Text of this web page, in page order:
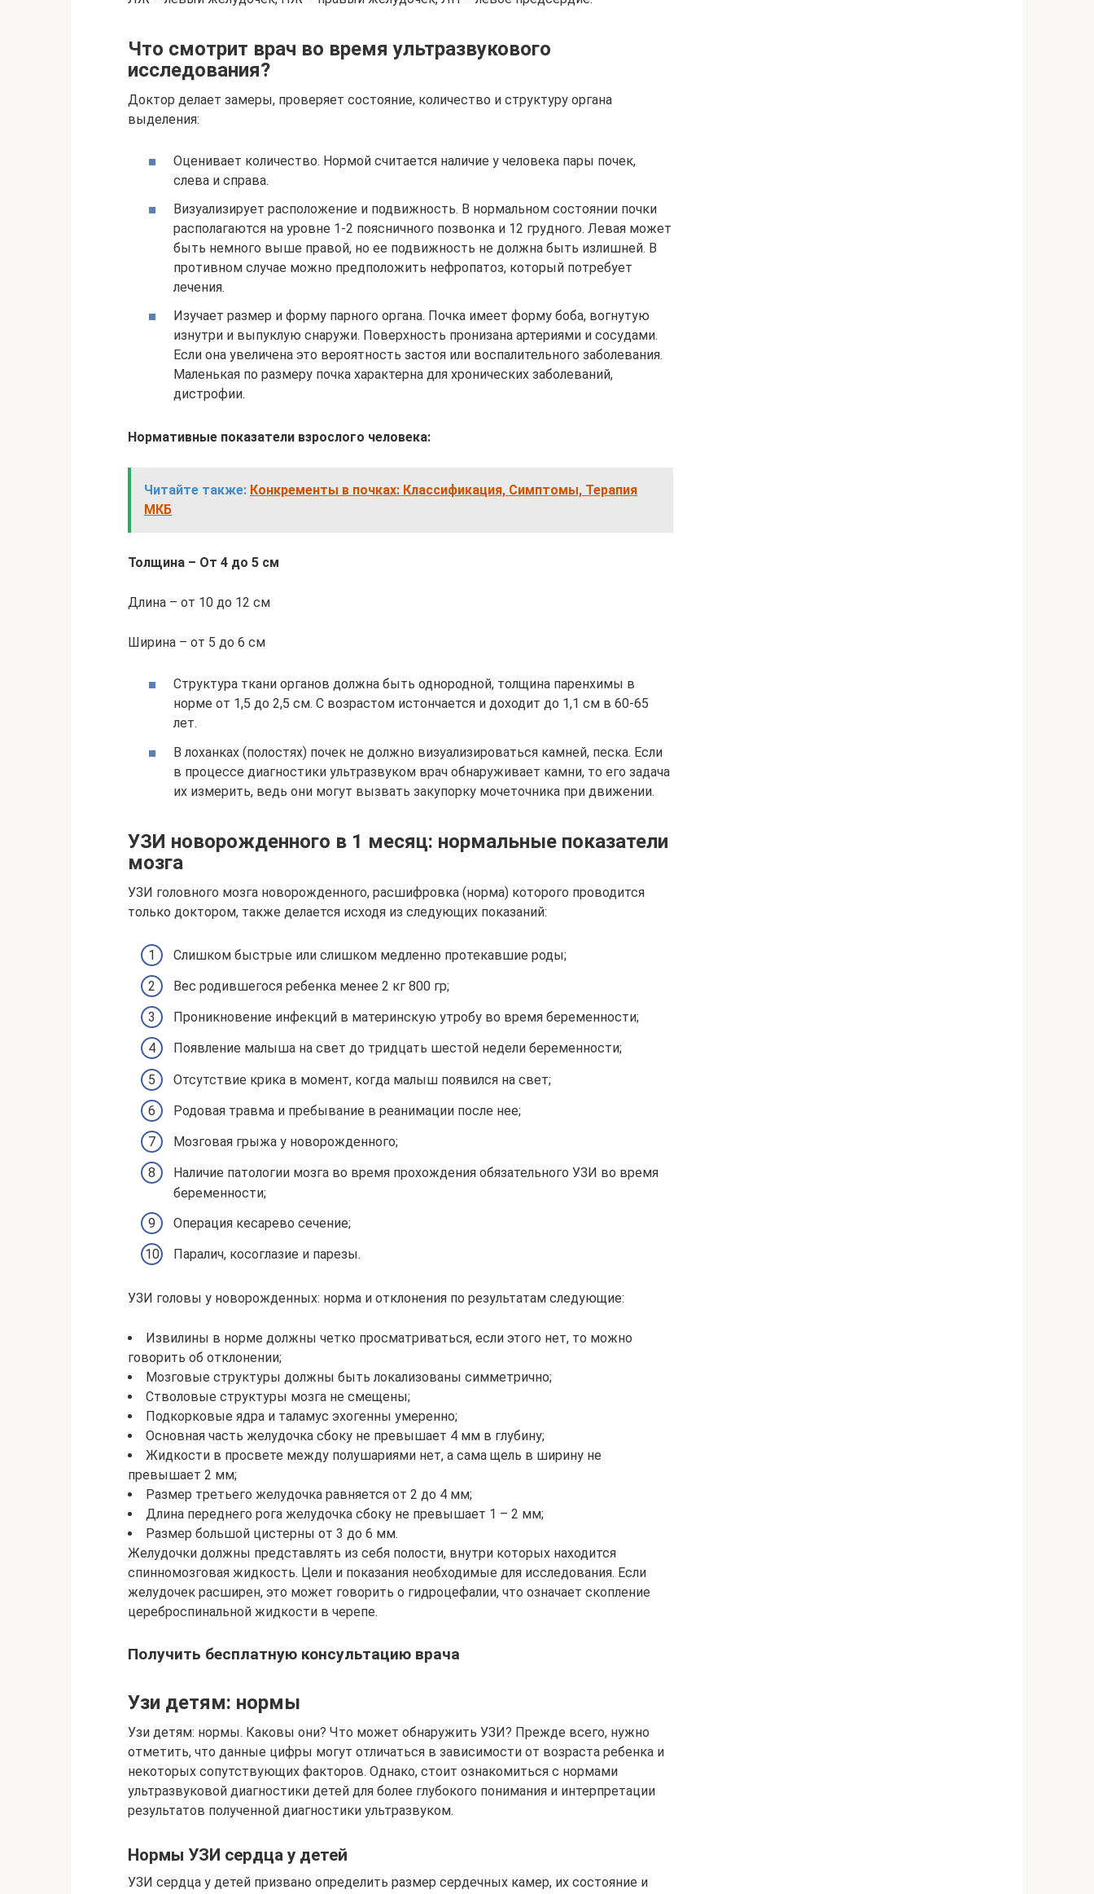
Что смотрит врач во время ультразвукового
исследования?
Доктор делает замеры, проверяет состояние, количество и структуру органа
выделения:
Оценивает количество. Нормой считается наличие у человека пары почек,
слева и справа.
Визуализирует расположение и подвижность. В нормальном состоянии почки
располагаются на уровне 1-2 поясничного позвонка и 12 грудного. Левая может
быть немного выше правой, но ее подвижность не должна быть излишней. В
противном случае можно предположить нефропатоз, который потребует
лечения.
Изучает размер и форму парного органа. Почка имеет форму боба, вогнутую
изнутри и выпуклую снаружи. Поверхность пронизана артериями и сосудами.
Если она увеличена это вероятность застоя или воспалительного заболевания.
Маленькая по размеру почка характерна для хронических заболеваний,
дистрофии.
Нормативные показатели взрослого человека:
Читайте также: Конкременты в почках: Классификация, Симптомы, Терапия
МКБ
Толщина – От 4 до 5 см
Длина – от 10 до 12 см
Ширина – от 5 до 6 см
Структура ткани органов должна быть однородной, толщина паренхимы в
норме от 1,5 до 2,5 см. С возрастом истончается и доходит до 1,1 см в 60-65
лет.
В лоханках (полостях) почек не должно визуализироваться камней, песка. Если
в процессе диагностики ультразвуком врач обнаруживает камни, то его задача
их измерить, ведь они могут вызвать закупорку мочеточника при движении.
УЗИ новорожденного в 1 месяц: нормальные показатели
мозга
УЗИ головного мозга новорожденного, расшифровка (норма) которого проводится
только доктором, также делается исходя из следующих показаний:
Слишком быстрые или слишком медленно протекавшие роды;
Вес родившегося ребенка менее 2 кг 800 гр;
Проникновение инфекций в материнскую утробу во время беременности;
Появление малыша на свет до тридцать шестой недели беременности;
Отсутствие крика в момент, когда малыш появился на свет;
Родовая травма и пребывание в реанимации после нее;
Мозговая грыжа у новорожденного;
Наличие патологии мозга во время прохождения обязательного УЗИ во время
беременности;
Операция кесарево сечение;
Паралич, косоглазие и парезы.
УЗИ головы у новорожденных: норма и отклонения по результатам следующие:
Извилины в норме должны четко просматриваться, если этого нет, то можно
говорить об отклонении;
Мозговые структуры должны быть локализованы симметрично;
Стволовые структуры мозга не смещены;
Подкорковые ядра и таламус эхогенны умеренно;
Основная часть желудочка сбоку не превышает 4 мм в глубину;
Жидкости в просвете между полушариями нет, а сама щель в ширину не
превышает 2 мм;
Размер третьего желудочка равняется от 2 до 4 мм;
Длина переднего рога желудочка сбоку не превышает 1 – 2 мм;
Размер большой цистерны от 3 до 6 мм.
Желудочки должны представлять из себя полости, внутри которых находится
спинномозговая жидкость. Цели и показания необходимые для исследования. Если
желудочек расширен, это может говорить о гидроцефалии, что означает скопление
цереброспинальной жидкости в черепе.
Получить бесплатную консультацию врача
Узи детям: нормы
Узи детям: нормы. Каковы они? Что может обнаружить УЗИ? Прежде всего, нужно
отметить, что данные цифры могут отличаться в зависимости от возраста ребенка и
некоторых сопутствующих факторов. Однако, стоит ознакомиться с нормами
ультразвуковой диагностики детей для более глубокого понимания и интерпретации
результатов полученной диагностики ультразвуком.
Нормы УЗИ сердца у детей
УЗИ сердца у детей призвано определить размер сердечных камер, их состояние и